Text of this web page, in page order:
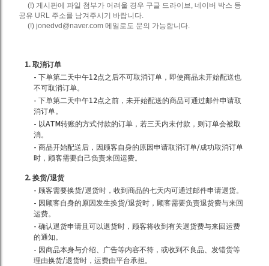
(!) 게시판에 파일 첨부가 어려울 경우 구글 드라이브, 네이버 박스 등
공유 URL 주소를 남겨주시기 바랍니다.
(!) jonedvd@naver.com 메일로도 문의 가능합니다.
1. 取消订单
- 下单第二天中午12点之后不可取消订单，即使商品未开始配送也
不可取消订单。
- 下单第二天中午12点之前，未开始配送的商品可通过邮件申请取
消订单。
- 以ATM转账的方式付款的订单，若三天内未付款，则订单会被取
消。
- 商品开始配送后，因顾客自身的原因申请取消订单/成功取消订单
时，顾客需要自己负责来回运费。
2. 换货/退货
- 顾客需要换货/退货时，收到商品的七天内可通过邮件申请退货。
- 因顾客自身的原因发生换货/退货时，顾客需要负责退货费与来回
运费。
- 确认退货申请且可以退货时，顾客将收到有关退货费与来回运费
的通知。
- 因商品本身与介绍、广告等内容不符，或收到不良品、发错货等
理由换货/退货时，运费由平台承担。